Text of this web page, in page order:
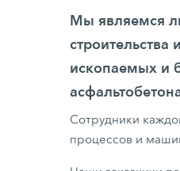
Мы являемся
ископаемых и
Сотрудники
процессов и